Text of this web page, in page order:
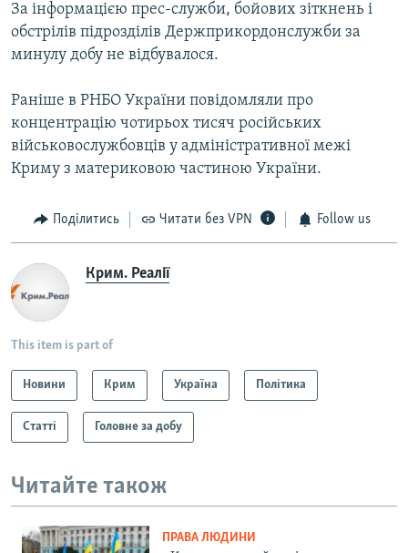
За інформацією прес-служби, бойових зіткнень і
обстрілів підрозділів Держприкордонслужби за
минулу добу не відбувалося.
Раніше в РНБО України повідомляли про
концентрацію чотирьох тисяч російських
військовослужбовців у адміністративної межі
Криму з материковою частиною України.
Поділитись Читати без VPN Follow us
Крим. Реалії
This item is part of
Новини Крим Україна Політика
Статті Головне за добу
Читайте також
ПРАВА ЛЮДИНИ